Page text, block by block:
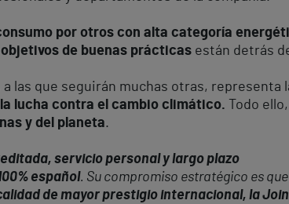
por otros con alta categoría
de buenas prácticas están detrás
las que seguirán muchas otras, representa
lucha contra el cambio climático. Todo
y del planeta.
servicio personal y largo plazo
español. Su compromiso estratégico es
de mayor prestigio internacional, la